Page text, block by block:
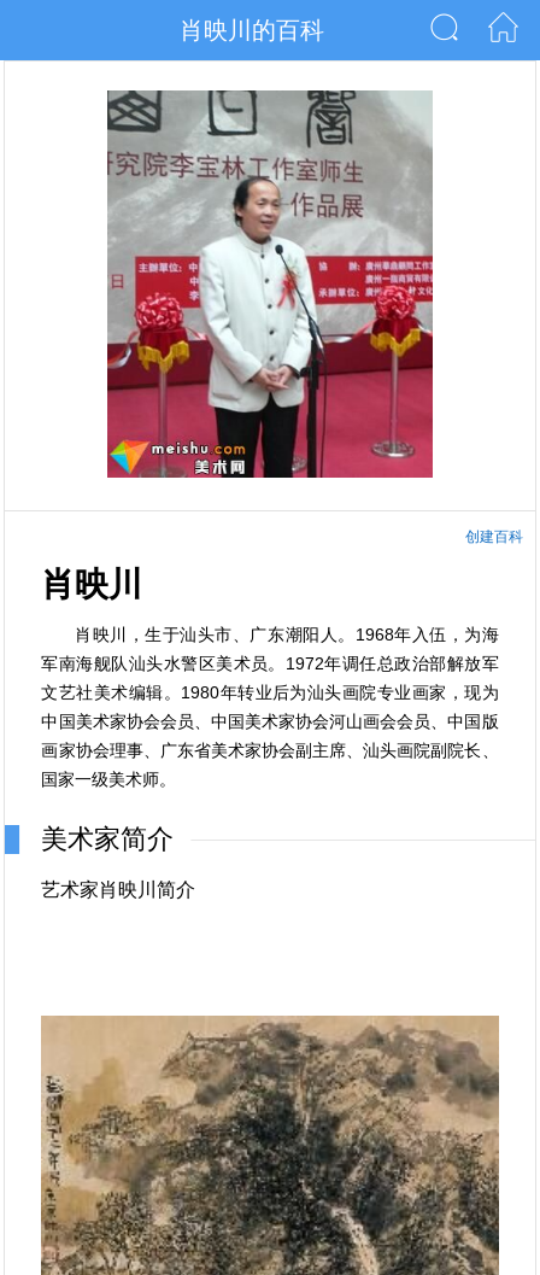
肖映川的百科
创建百科
肖映川
肖映川，生于汕头市、广东潮阳人。1968年入伍，为海
军南海舰队汕头水警区美术员。1972年调任总政治部解放军
文艺社美术编辑。1980年转业后为汕头画院专业画家，现为
中国美术家协会会员、中国美术家协会河山画会会员、中国版
画家协会理事、广东省美术家协会副主席、汕头画院副院长、
国家一级美术师。
美术家简介
艺术家肖映川简介